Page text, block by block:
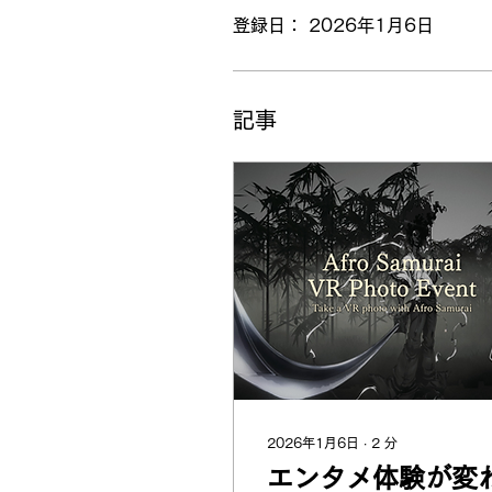
登録日： 2026年1月6日
記事
2026年1月6日 ∙ 2 分
エンタメ体験が変